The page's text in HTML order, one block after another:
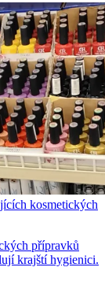
kosmetických
přípravků
krajští hygienici.